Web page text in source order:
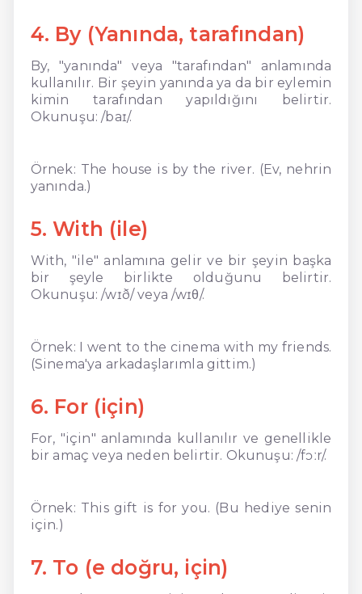
4. By (Yanında, tarafından)
By, "yanında" veya "tarafından" anlamında
kullanılır. Bir şeyin yanında ya da bir eylemin
kimin tarafından yapıldığını belirtir.
Okunuşu: /baɪ/.
Örnek: The house is by the river. (Ev, nehrin
yanında.)
5. With (ile)
With, "ile" anlamına gelir ve bir şeyin başka
bir şeyle birlikte olduğunu belirtir.
Okunuşu: /wɪð/ veya /wɪθ/.
Örnek: I went to the cinema with my friends.
(Sinema'ya arkadaşlarımla gittim.)
6. For (için)
For, "için" anlamında kullanılır ve genellikle
bir amaç veya neden belirtir. Okunuşu: /fɔːr/.
Örnek: This gift is for you. (Bu hediye senin
için.)
7. To (e doğru, için)